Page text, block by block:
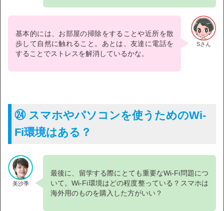
Sさん
基本的には、お部屋の掃除をすることや近所を散
歩して自然に触れること。あとは、友達に電話を
することでストレスを解消しているかな。
㉔ スマホやパソコンを使うためのWi-
Fi環境はある？
美沙季
最後に、留学する際にとても重要なWi-Fi問題につ
いて。Wi-Fi環境はどの程度整っている？スマホは
海外用のものを購入した方がいい？